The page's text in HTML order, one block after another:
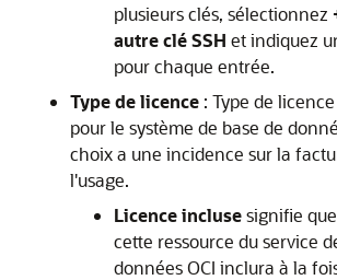
plusieurs clés, sélectionnez
autre clé SSH et indiquez
pour chaque entrée.
Type de licence : Type de
pour le système de base de
choix a une incidence sur la
l'usage.
Licence inclusesignifie
cette ressource du service
données OCI inclura à la